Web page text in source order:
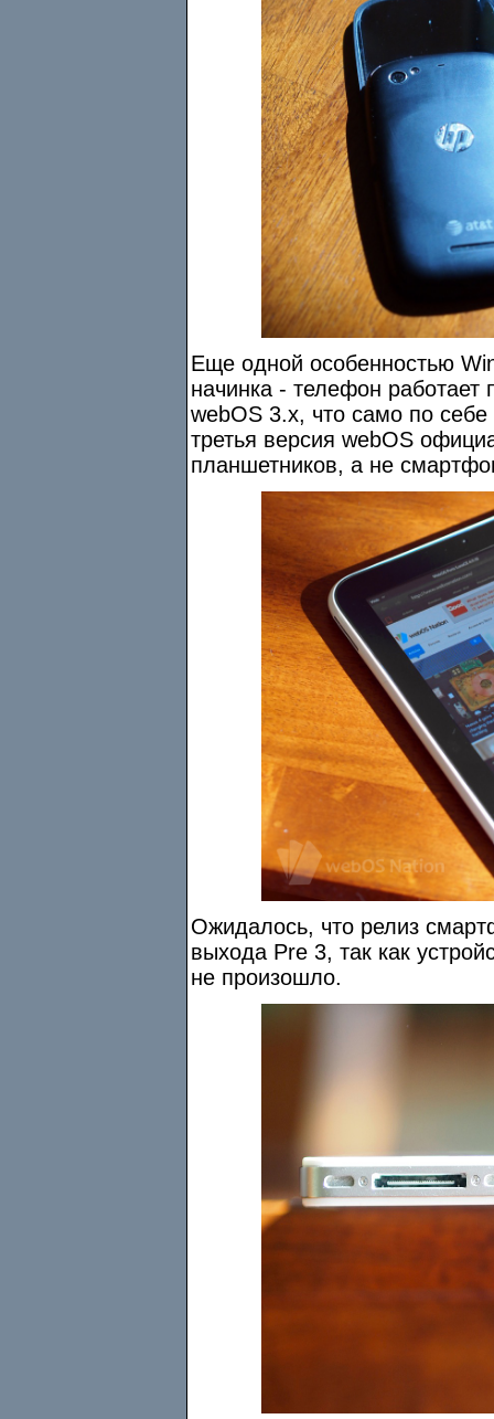
Еще одной особенностью
начинка - телефон
webOS 3.x, что само по
третья версия webOS
планшетников, а не
Ожидалось, что релиз
выхода Pre 3, так как
не произошло.